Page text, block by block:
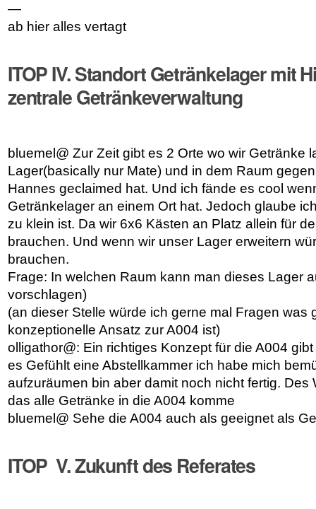
—
ab hier alles vertagt
ITOP IV. Standort Getränkelager mit
zentrale Getränkeverwaltung
bluemel@ Zur Zeit gibt es 2 Orte wo wir Getränke
Lager(basically nur Mate) und in dem Raum
Hannes geclaimed hat. Und ich fände es cool
Getränkelager an einem Ort hat. Jedoch glaube
zu klein ist. Da wir 6x6 Kästen an Platz allein für
brauchen. Und wenn wir unser Lager erweitern
brauchen.
Frage: In welchen Raum kann man dieses Lager
vorschlagen)
(an dieser Stelle würde ich gerne mal Fragen was
konzeptionelle Ansatz zur A004 ist)
olligathor@: Ein richtiges Konzept für die A004
es Gefühlt eine Abstellkammer ich habe mich
aufzuräumen bin aber damit noch nicht fertig. Des
das alle Getränke in die A004 komme
bluemel@ Sehe die A004 auch als geeignet als
ITOP V. Zukunft des Referates